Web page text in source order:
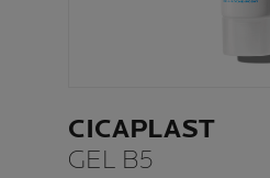
CICAPLAST
GEL B5